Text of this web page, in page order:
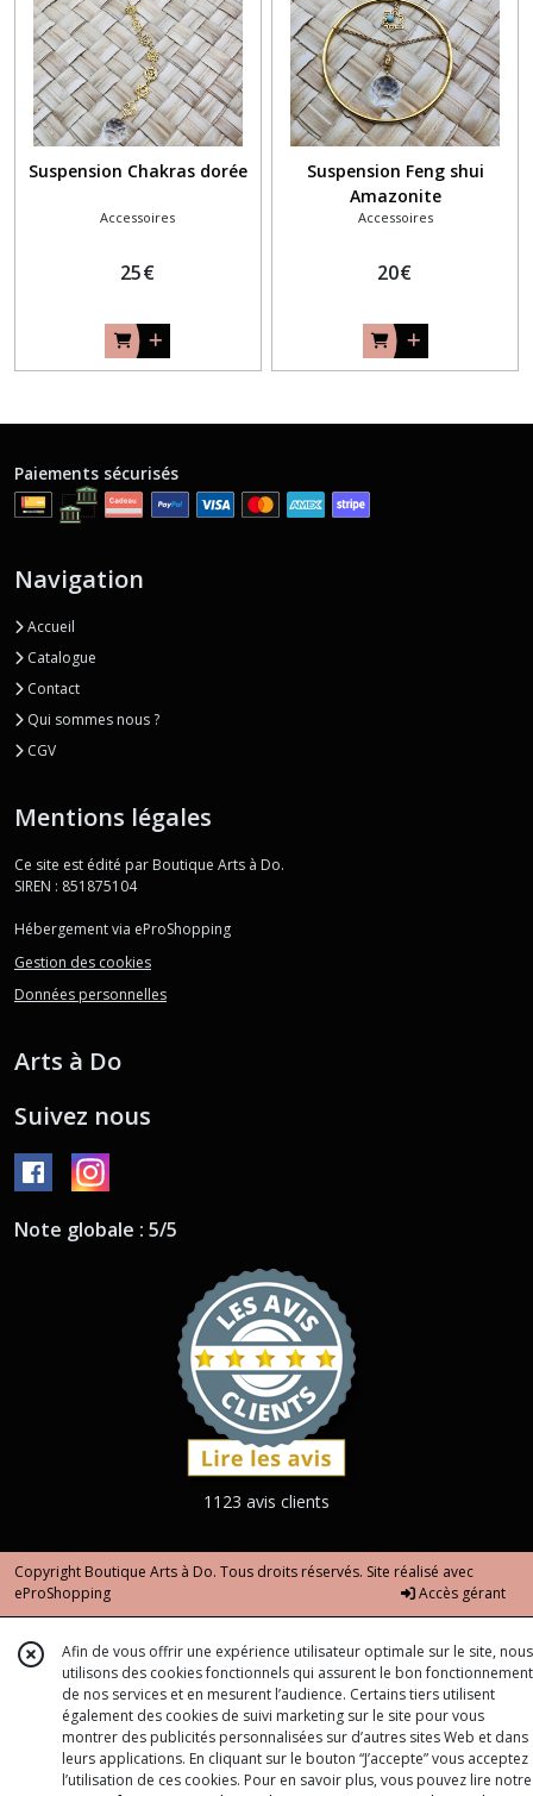
Suspension Chakras dorée
Accessoires
25€
Suspension Feng shui
Amazonite
Accessoires
20€
Paiements sécurisés
Navigation
Accueil
Catalogue
Contact
Qui sommes nous ?
CGV
Mentions légales
Ce site est édité par Boutique Arts à Do.
SIREN : 851875104
Hébergement via eProShopping
Gestion des cookies
Données personnelles
Arts à Do
Suivez nous
Note globale : 5/5
1123 avis clients
Copyright Boutique Arts à Do. Tous droits réservés. Site réalisé avec
eProShopping
Accès gérant
Afin de vous offrir une expérience utilisateur optimale sur le site, nous
utilisons des cookies fonctionnels qui assurent le bon fonctionnement
de nos services et en mesurent l’audience. Certains tiers utilisent
également des cookies de suivi marketing sur le site pour vous
montrer des publicités personnalisées sur d’autres sites Web et dans
leurs applications. En cliquant sur le bouton “J’accepte” vous acceptez
l’utilisation de ces cookies. Pour en savoir plus, vous pouvez lire notre